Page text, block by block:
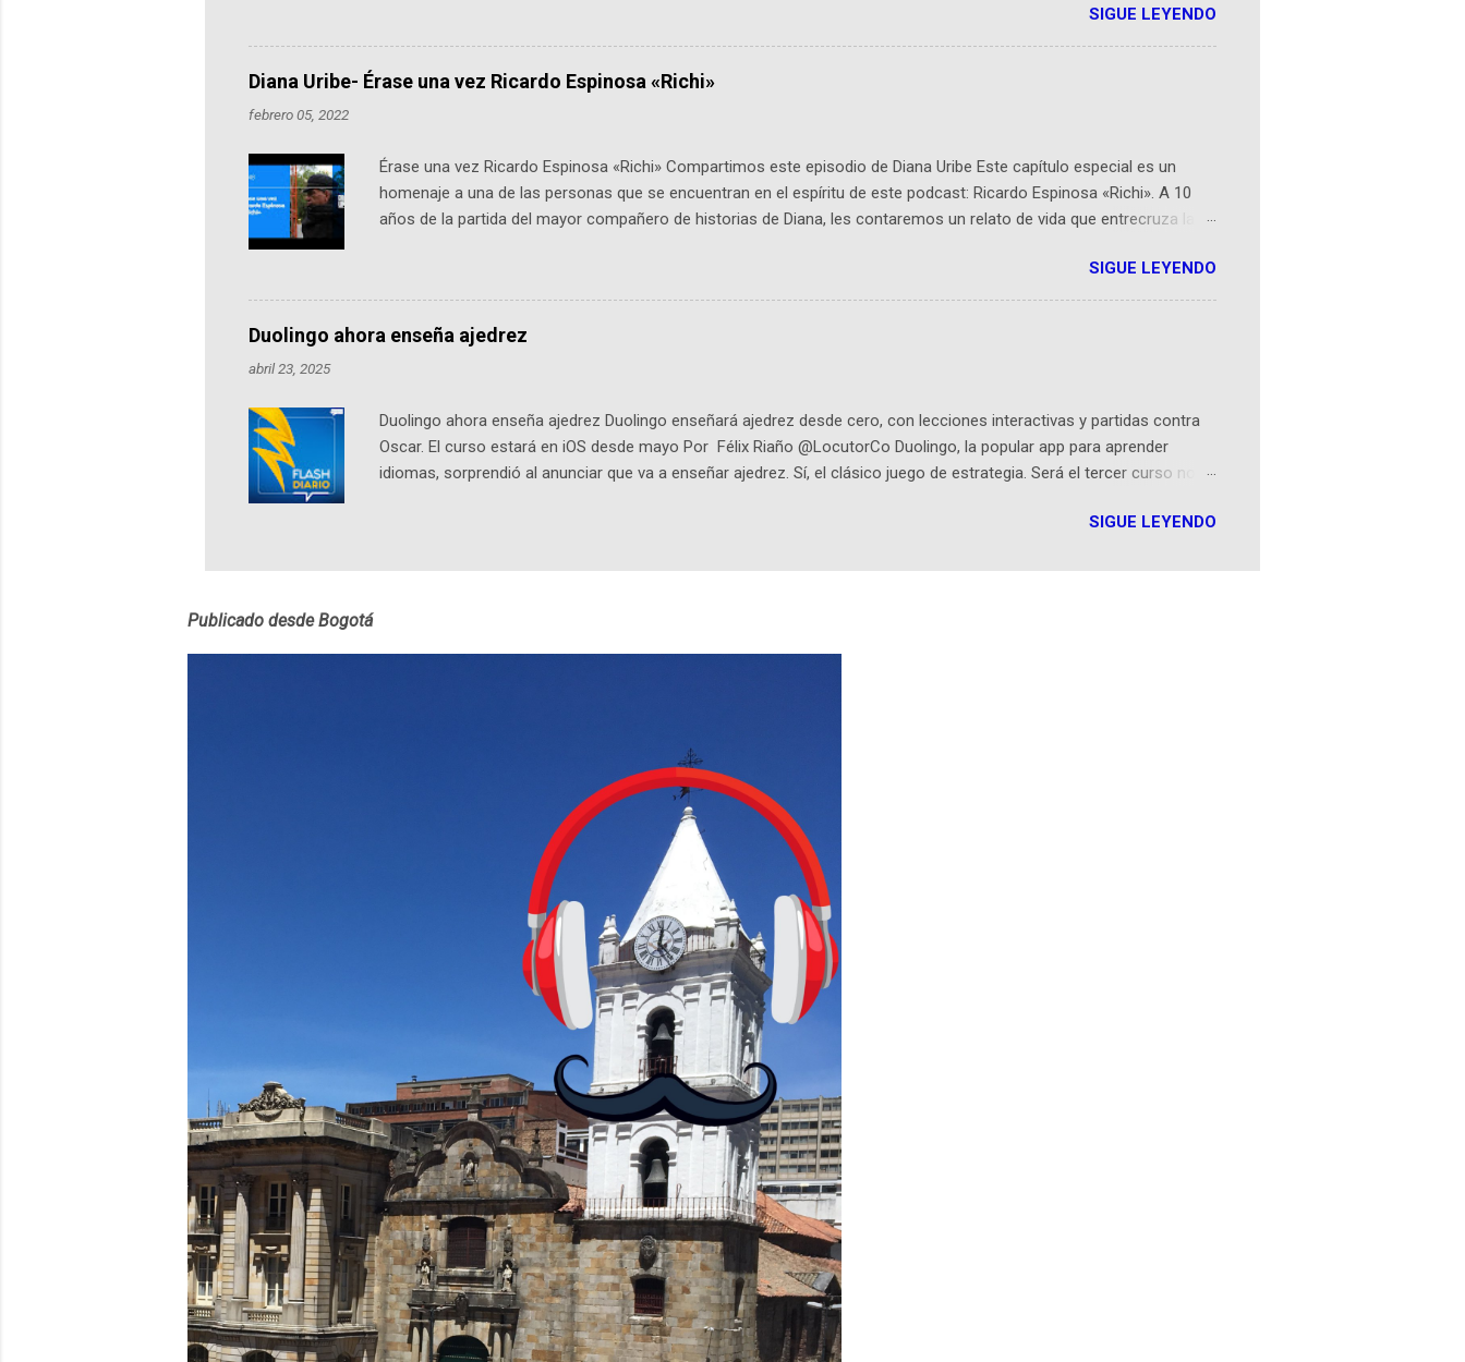
emprendedores y estudiantes. Qué es ActInSpace y por qué importa en Bogotá ActInSpace es una competencia mundial que opera en
más de 60 ciudades, donde participantes tienen 24 horas para idear startups basadas en tecnologías espaciales como satélites y
datos orbitales. En Bogotá, arranca con un evento gratuito el 30 de enero a las 10:00 a. m. en el Planetario (calle 26B #5-93), in...
SIGUE LEYENDO
Diana Uribe- Érase una vez Ricardo Espinosa «Richi»
febrero 05, 2022
Érase una vez Ricardo Espinosa «Richi» Compartimos este episodio de Diana Uribe Este capítulo especial es un
homenaje a una de las personas que se encuentran en el espíritu de este podcast: Ricardo Espinosa «Richi». A 10
años de la partida del mayor compañero de historias de Diana, les contaremos un relato de vida que entrecruza la
podcast, de dónde viene "la fuerza poderosa", del relato viviente que encarna una joven librera de Barichara y de
nuestro protagonista: un personaje de gabán y sombrero que parecía sacado directamente de una novela de espías
Notas del episodio: -La colección Ricardo Espinosa: los cómics, las novelas y los libros reunidos por Richi hoy se
pueden consultar en la Biblioteca Luis Ángel Arango ¡Síguenos en nuestras Redes Sociales! Facebook:
SIGUE LEYENDO
Duolingo ahora enseña ajedrez
abril 23, 2025
Duolingo ahora enseña ajedrez Duolingo enseñará ajedrez desde cero, con lecciones interactivas y partidas contra
Oscar. El curso estará en iOS desde mayo Por Félix Riaño @LocutorCo Duolingo, la popular app para aprender
idiomas, sorprendió al anunciar que va a enseñar ajedrez. Sí, el clásico juego de estrategia. Será el tercer curso no
estará disponible primero en inglés. Los usuarios aprenderán desde lo más básico, como mover un alfil, hasta jugar
personajes simpáticos y ayudas visuales. ¿Será posible que una app que antes nos enseñó francés, ahora nos
SIGUE LEYENDO
Publicado desde Bogotá